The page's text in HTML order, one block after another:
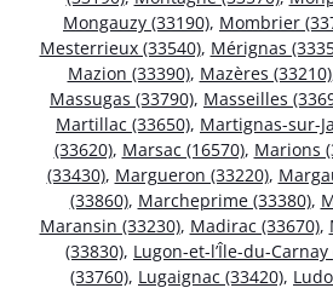
Mongauzy (33190), Mombrier
Mesterrieux (33540), Mérignas
Mazion (33390), Mazères (33210)
Massugas (33790), Masseilles
Martillac (33650), Martignas-sur-
(33620), Marsac (16570), Marions
(33430), Margueron (33220),
(33860), Marcheprime (33380),
Maransin (33230), Madirac (33670),
(33830), Lugon-et-l’Île-du-Carnay
(33760), Lugaignac (33420),